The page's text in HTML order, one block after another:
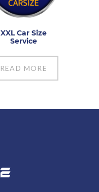
XXL Car Size
Service
READ MORE